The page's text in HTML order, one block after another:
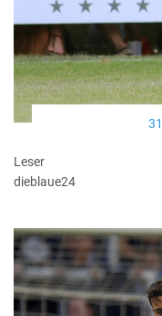
31
Leser
dieblaue24